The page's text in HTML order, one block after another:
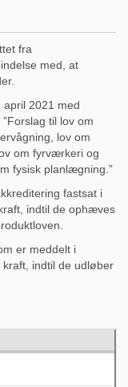
fra
med, at
april 2021 med
til lov om
lov om
om fyrværkeri og
fysisk planlægning.”
fastsat i
indtil de ophæves
er meddelt i
indtil de udløber